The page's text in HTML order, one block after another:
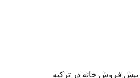
پیش فروش خانه در ترکیه